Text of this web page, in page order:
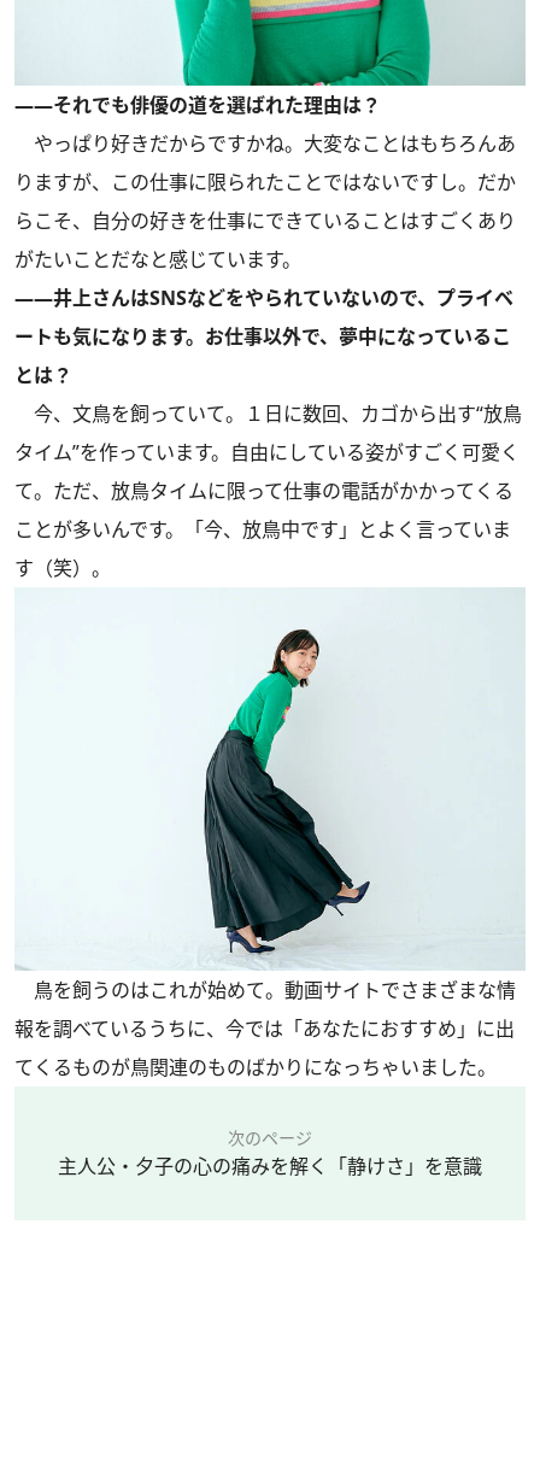
――それでも俳優の道を選ばれた理由は？
やっぱり好きだからですかね。大変なことはもちろんあ
りますが、この仕事に限られたことではないですし。だか
らこそ、自分の好きを仕事にできていることはすごくあり
がたいことだなと感じています。
――井上さんはSNSなどをやられていないので、プライベ
ートも気になります。お仕事以外で、夢中になっているこ
とは？
今、文鳥を飼っていて。１日に数回、カゴから出す“放鳥
タイム”を作っています。自由にしている姿がすごく可愛く
て。ただ、放鳥タイムに限って仕事の電話がかかってくる
ことが多いんです。「今、放鳥中です」とよく言っていま
す（笑）。
鳥を飼うのはこれが始めて。動画サイトでさまざまな情
報を調べているうちに、今では「あなたにおすすめ」に出
てくるものが鳥関連のものばかりになっちゃいました。
次のページ
主人公・夕子の心の痛みを解く「静けさ」を意識